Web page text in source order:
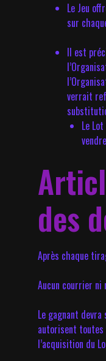
Le Jeu
sur
Il est
verrait
Le
des
Après chaque
Aucun courrier ni
Le gagnant
autorisent toutes
l’acquisition du